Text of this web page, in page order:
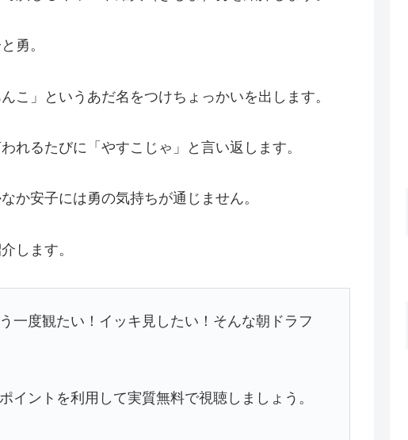
勇。
こ」というあだ名をつけちょっかいを出します。
れるたびに「やすこじゃ」と言い返します。
か安子には勇の気持ちが通じません。
します。
一度観たい！イッキ見したい！そんな朝ドラフ
イントを利用して実質無料で視聴しましょう。